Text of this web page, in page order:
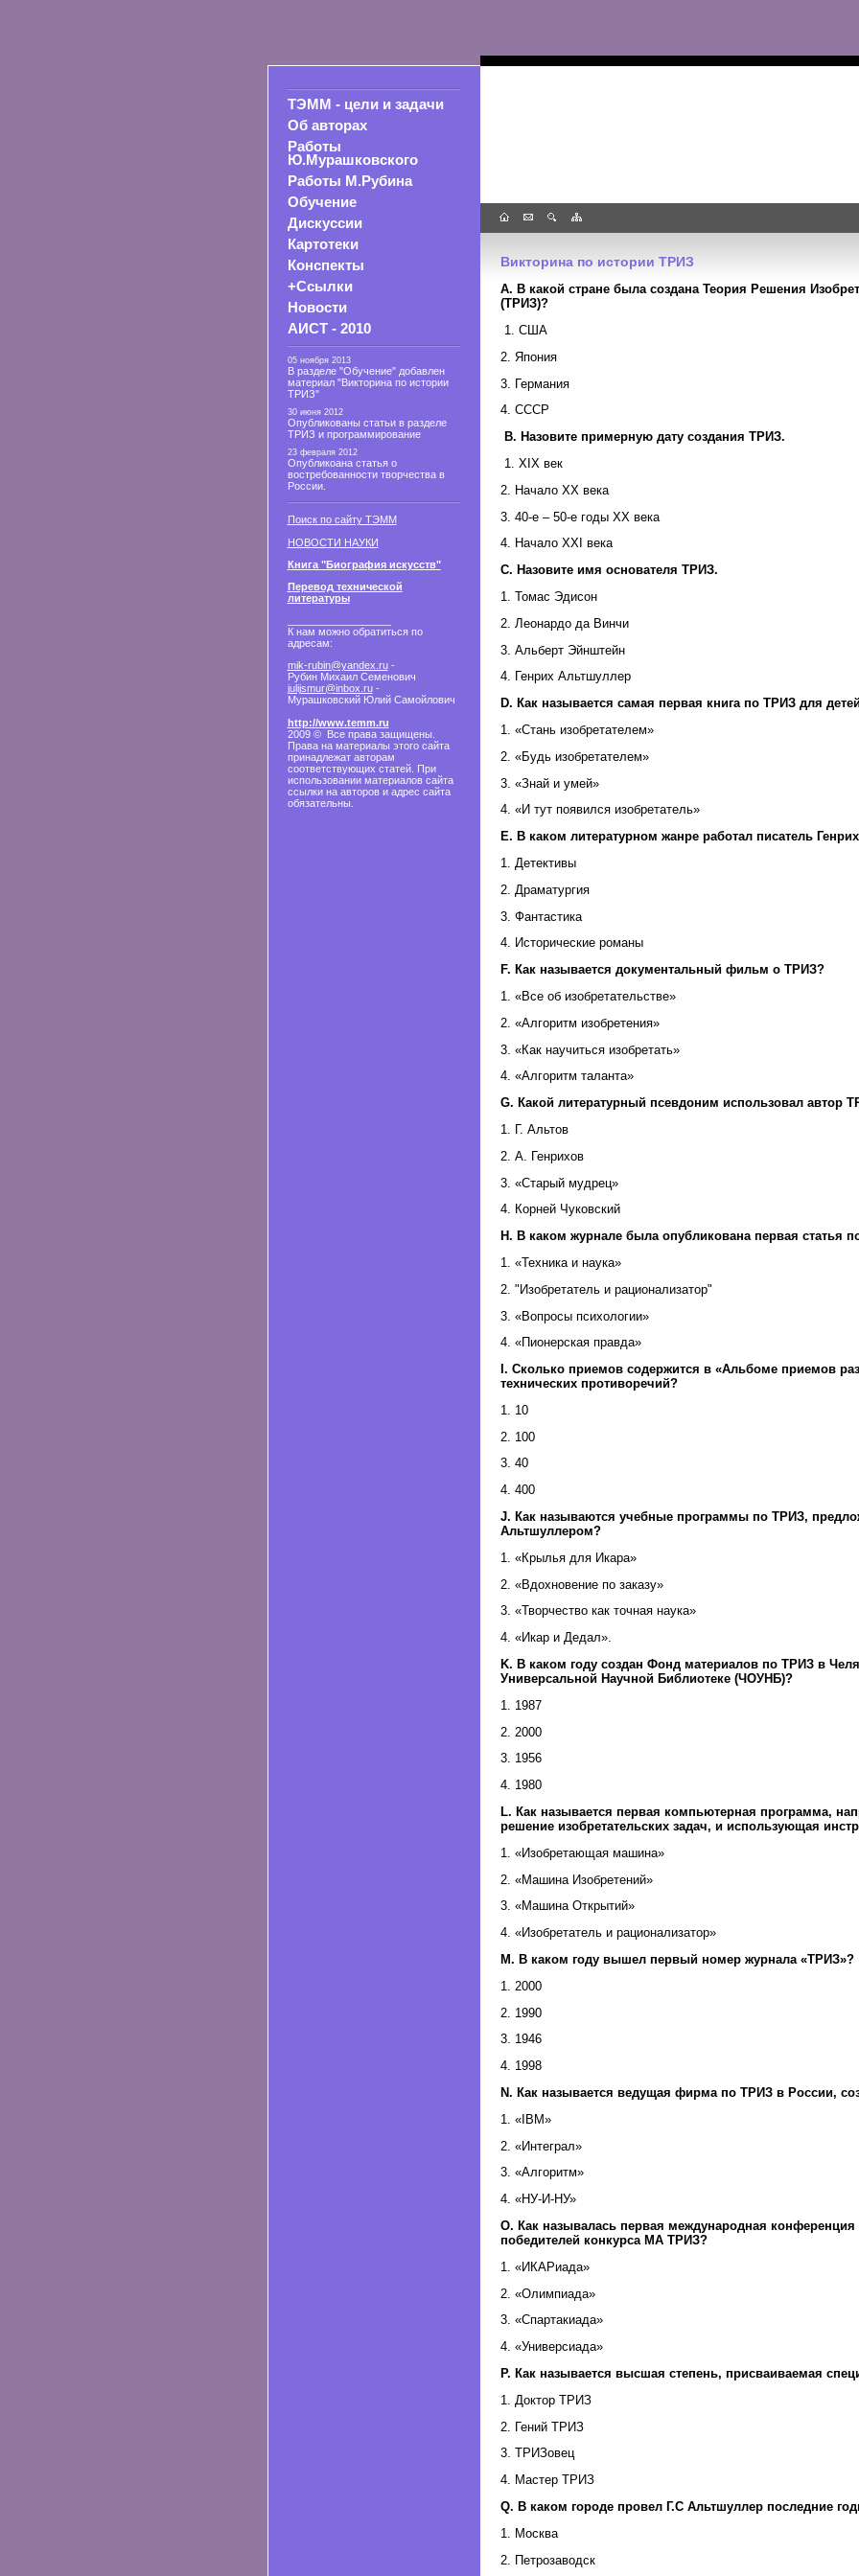
ТЭММ - цели и задачи
Об авторах
Работы
Ю.Мурашковского
Работы М.Рубина
Обучение
Дискуссии
Картотеки
Конспекты
+Ссылки
Новости
АИСТ - 2010
05 ноября 2013
В разделе "Обучение" добавлен
материал "Викторина по истории
ТРИЗ"
30 июня 2012
Опубликованы статьи в разделе
ТРИЗ и программирование
23 февраля 2012
Опубликоана статья о
востребованности творчества в
России.
Поиск по сайту ТЭММ
НОВОСТИ НАУКИ
Книга "Биография искусств"
Перевод технической
литературы
К нам можно обратиться по
адресам:
mik-rubin@yandex.ru-
Рубин Михаил Семенович
julijsmur@inbox.ru-
Мурашковский Юлий Самойлович
http://www.temm.ru
2009 © Все права защищены.
Права на материалы этого сайта
принадлежат авторам
соответствующих статей. При
использовании материалов сайта
ссылки на авторов и адрес сайта
обязательны.
Викторина по истории ТРИЗ
A. В какой стране была создана Теория Решения
(ТРИЗ)?
1. США
2. Япония
3. Германия
4. СССР
B. Назовите примерную дату создания ТРИЗ.
1. XIX век
2. Начало XX века
3. 40-е – 50-е годы XX века
4. Начало XXI века
C. Назовите имя основателя ТРИЗ.
1. Томас Эдисон
2. Леонардо да Винчи
3. Альберт Эйнштейн
4. Генрих Альтшуллер
D. Как называется самая первая книга по ТРИЗ для
1. «Стань изобретателем»
2. «Будь изобретателем»
3. «Знай и умей»
4. «И тут появился изобретатель»
E. В каком литературном жанре работал писатель
1. Детективы
2. Драматургия
3. Фантастика
4. Исторические романы
F. Как называется документальный фильм о ТРИЗ?
1. «Все об изобретательстве»
2. «Алгоритм изобретения»
3. «Как научиться изобретать»
4. «Алгоритм таланта»
G. Какой литературный псевдоним использовал автор
1. Г. Альтов
2. А. Генрихов
3. «Старый мудрец»
4. Корней Чуковский
H. В каком журнале была опубликована первая статья
1. «Техника и наука»
2. "Изобретатель и рационализатор"
3. «Вопросы психологии»
4. «Пионерская правда»
I. Сколько приемов содержится в «Альбоме приемов
технических противоречий?
1. 10
2. 100
3. 40
4. 400
J. Как называются учебные программы по ТРИЗ,
Альтшуллером?
1. «Крылья для Икара»
2. «Вдохновение по заказу»
3. «Творчество как точная наука»
4. «Икар и Дедал».
K. В каком году создан Фонд материалов по ТРИЗ в
Универсальной Научной Библиотеке (ЧОУНБ)?
1. 1987
2. 2000
3. 1956
4. 1980
L. Как называется первая компьютерная программа,
решение изобретательских задач, и использующая
1. «Изобретающая машина»
2. «Машина Изобретений»
3. «Машина Открытий»
4. «Изобретатель и рационализатор»
M. В каком году вышел первый номер журнала «ТРИЗ»?
1. 2000
2. 1990
3. 1946
4. 1998
N. Как называется ведущая фирма по ТРИЗ в России,
1. «IBM»
2. «Интеграл»
3. «Алгоритм»
4. «НУ-И-НУ»
O. Как называлась первая международная
победителей конкурса МА ТРИЗ?
1. «ИКАРиада»
2. «Олимпиада»
3. «Спартакиада»
4. «Универсиада»
P. Как называется высшая степень, присваиваемая
1. Доктор ТРИЗ
2. Гений ТРИЗ
3. ТРИЗовец
4. Мастер ТРИЗ
Q. В каком городе провел Г.С Альтшуллер последние
1. Москва
2. Петрозаводск